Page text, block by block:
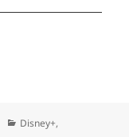
Categorías
Disney+,